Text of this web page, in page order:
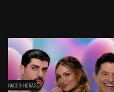
HACE 9 HORAS